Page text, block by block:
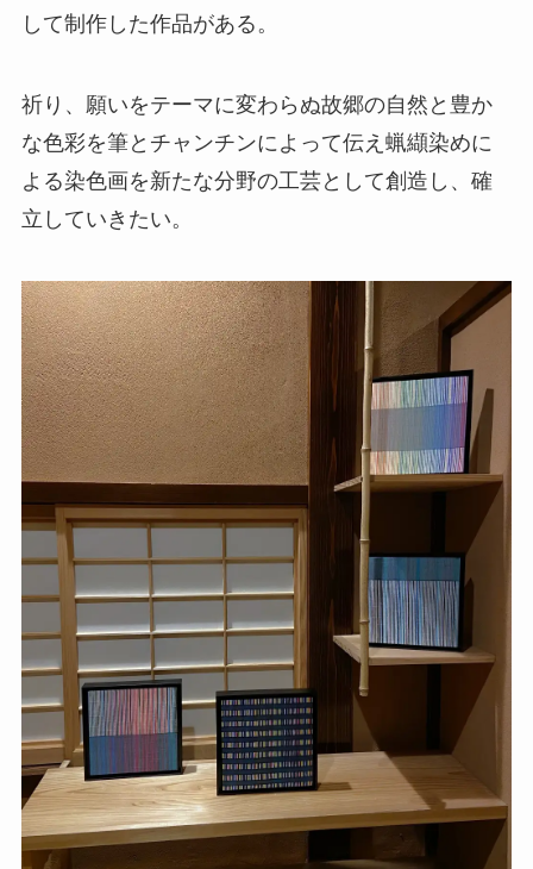
して制作した作品がある。
祈り、願いをテーマに変わらぬ故郷の自然と豊か
な色彩を筆とチャンチンによって伝え蝋纈染めに
よる染色画を新たな分野の工芸として創造し、確
立していきたい。